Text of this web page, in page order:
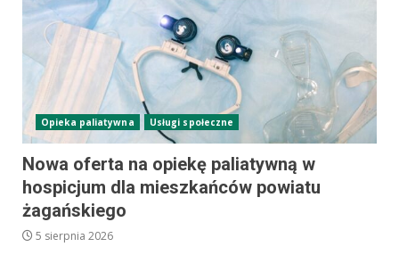
Opieka paliatywna Usługi społeczne
Nowa oferta na opiekę paliatywną w
hospicjum dla mieszkańców powiatu
żagańskiego
5 sierpnia 2026